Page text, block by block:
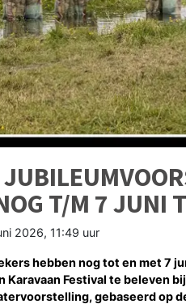
T/M 7 JUNI
2026, 11:49 uur
hebben nog tot en met 7
Karavaan Festival te beleven
gebaseerd op